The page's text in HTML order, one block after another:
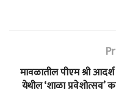
मावळातील पीएम श्री
येथील ‘शाळा प्रवेशोत्सव’